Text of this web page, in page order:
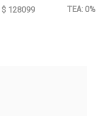
$ 128099 TEA: 0%